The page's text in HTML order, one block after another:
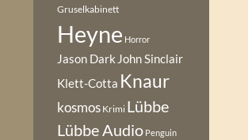
Gruselkabinett
Heyne Horror
Jason Dark John Sinclair
Klett-Cotta Knaur
kosmos Krimi Lübbe
Lübbe Audio Penguin